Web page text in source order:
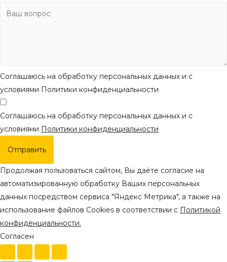
Соглашаюсь на обработку персональных данных и с
условиями Политики конфиденциальности
Соглашаюсь на обработку персональных данных и с
условиями Политики конфиденциальности
Отправить
Продолжая пользоваться сайтом, Вы даёте согласие на
автоматизированную обработку Ваших персональных
данных посредством сервиса "Яндекс Метрика", а также на
использование файлов Cookies в соответствии с Политикой
конфиденциальности.
Согласен